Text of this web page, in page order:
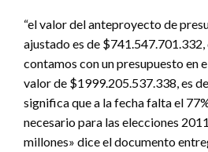
“el valor del anteproyecto de
ajustado es de $741.547.701.332,
contamos con un presupuesto en
valor de $1999.205.537.338, es
significa que a la fecha falta el
necesario para las elecciones
millones» dice el documento